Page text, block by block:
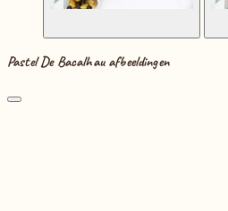
Pastel De Bacalhau afbeeldingen